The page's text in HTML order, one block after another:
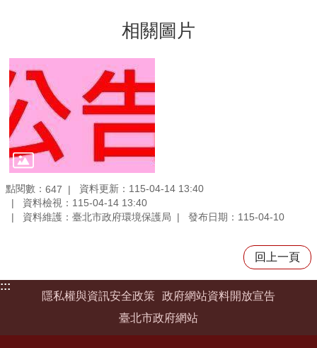
相關圖片
點閱數： 647
資料更新：115-04-14 13:40
資料檢視：115-04-14 13:40
資料維護：臺北市政府環境保護局
發布日期：115-04-10
回上一頁
:::
隱私權與資訊安全政策 政府網站資料開放宣告
臺北市政府網站